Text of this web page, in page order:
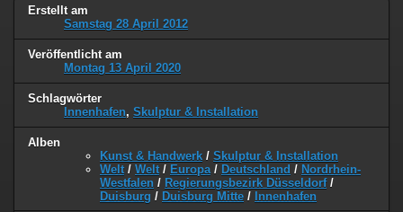
Erstellt am
Samstag 28 April 2012
Veröffentlicht am
Montag 13 April 2020
Schlagwörter
Innenhafen, Skulptur & Installation
Alben
Kunst & Handwerk / Skulptur & Installation
Welt / Welt / Europa / Deutschland / Nordrhein-
Westfalen / Regierungsbezirk Düsseldorf/
Duisburg / Duisburg Mitte / Innenhafen